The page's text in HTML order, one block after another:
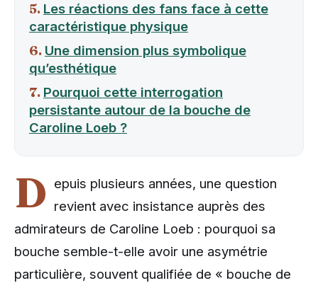
Les réactions des fans face à cette
caractéristique physique
Une dimension plus symbolique
qu’esthétique
Pourquoi cette interrogation
persistante autour de la bouche de
Caroline Loeb ?
D epuis plusieurs années, une question
revient avec insistance auprès des
admirateurs de Caroline Loeb : pourquoi sa
bouche semble-t-elle avoir une asymétrie
particulière, souvent qualifiée de « bouche de